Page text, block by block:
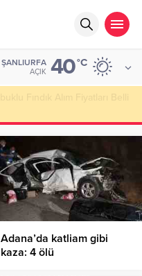
ŞANLIURFA
AÇIK 40°C
Adana’da katliam gibi
kaza: 4 ölü